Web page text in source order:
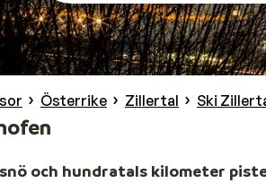
Österrike Zillertal Ski
och hundratals kilometer